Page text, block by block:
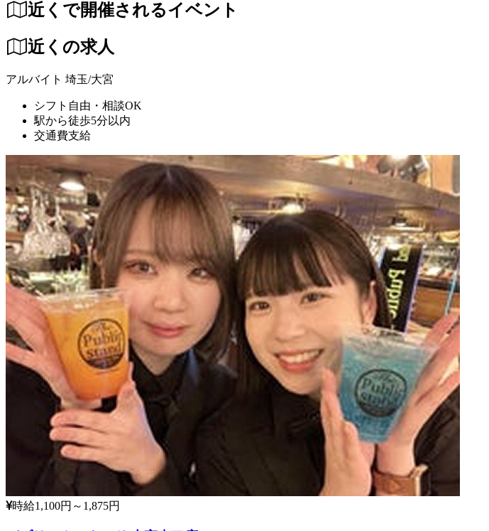
近くで開催されるイベント
近くの求人
アルバイト 埼玉/大宮
シフト自由・相談OK
駅から徒歩5分以内
交通費支給
時給1,100円～1,875円